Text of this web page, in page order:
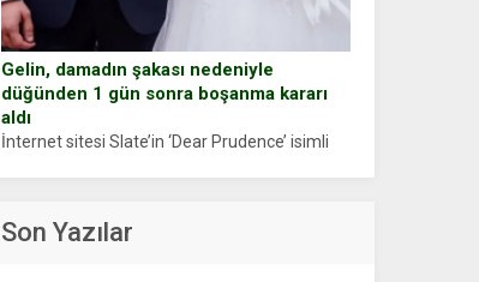
Gelin, damadın şakası nedeniyle
düğünden 1 gün sonra boşanma kararı
aldı
İnternet sitesi Slate’in ‘Dear Prudence’ isimli
Son Yazılar